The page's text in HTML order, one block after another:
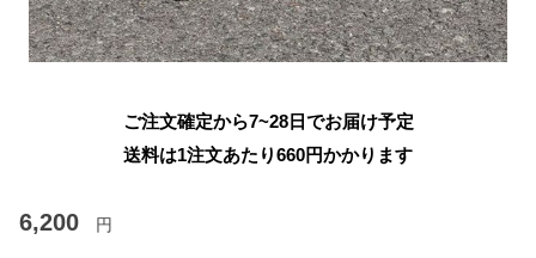
ご注文確定から7~28日でお届け予定
送料は1注文あたり660円かかります
6,200 円